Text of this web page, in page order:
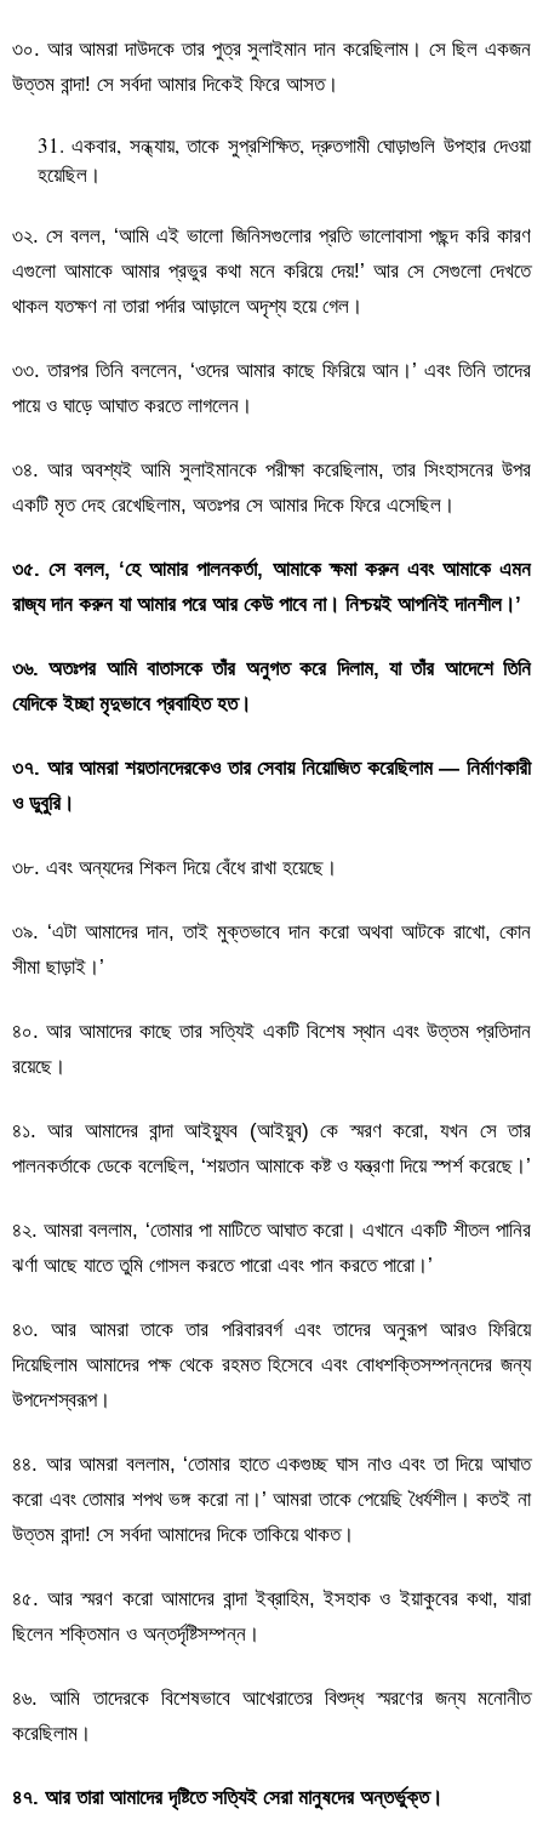
৩০. আর আমরা দাউদকে তার পুত্র সুলাইমান দান করেছিলাম। সে ছিল একজন
উত্তম বান্দা! সে সর্বদা আমার দিকেই ফিরে আসত।
একবার, সন্ধ্যায়, তাকে সুপ্রশিক্ষিত, দ্রুতগামী ঘোড়াগুলি উপহার দেওয়া
হয়েছিল।
৩২. সে বলল, ‘আমি এই ভালো জিনিসগুলোর প্রতি ভালোবাসা পছন্দ করি কারণ
এগুলো আমাকে আমার প্রভুর কথা মনে করিয়ে দেয়!’ আর সে সেগুলো দেখতে
থাকল যতক্ষণ না তারা পর্দার আড়ালে অদৃশ্য হয়ে গেল।
৩৩. তারপর তিনি বললেন, ‘ওদের আমার কাছে ফিরিয়ে আন।’ এবং তিনি তাদের
পায়ে ও ঘাড়ে আঘাত করতে লাগলেন।
৩৪. আর অবশ্যই আমি সুলাইমানকে পরীক্ষা করেছিলাম, তার সিংহাসনের উপর
একটি মৃত দেহ রেখেছিলাম, অতঃপর সে আমার দিকে ফিরে এসেছিল।
৩৫. সে বলল, ‘হে আমার পালনকর্তা, আমাকে ক্ষমা করুন এবং আমাকে এমন
রাজ্য দান করুন যা আমার পরে আর কেউ পাবে না। নিশ্চয়ই আপনিই দানশীল।’
৩৬. অতঃপর আমি বাতাসকে তাঁর অনুগত করে দিলাম, যা তাঁর আদেশে তিনি
যেদিকে ইচ্ছা মৃদুভাবে প্রবাহিত হত।
৩৭. আর আমরা শয়তানদেরকেও তার সেবায় নিয়োজিত করেছিলাম — নির্মাণকারী
ও ডুবুরি।
৩৮. এবং অন্যদের শিকল দিয়ে বেঁধে রাখা হয়েছে।
৩৯. ‘এটা আমাদের দান, তাই মুক্তভাবে দান করো অথবা আটকে রাখো, কোন
সীমা ছাড়াই।’
৪০. আর আমাদের কাছে তার সত্যিই একটি বিশেষ স্থান এবং উত্তম প্রতিদান
রয়েছে।
৪১. আর আমাদের বান্দা আইয়্যুব (আইয়ুব) কে স্মরণ করো, যখন সে তার
পালনকর্তাকে ডেকে বলেছিল, ‘শয়তান আমাকে কষ্ট ও যন্ত্রণা দিয়ে স্পর্শ করেছে।’
৪২. আমরা বললাম, ‘তোমার পা মাটিতে আঘাত করো। এখানে একটি শীতল পানির
ঝর্ণা আছে যাতে তুমি গোসল করতে পারো এবং পান করতে পারো।’
৪৩. আর আমরা তাকে তার পরিবারবর্গ এবং তাদের অনুরূপ আরও ফিরিয়ে
দিয়েছিলাম আমাদের পক্ষ থেকে রহমত হিসেবে এবং বোধশক্তিসম্পন্নদের জন্য
উপদেশস্বরূপ।
৪৪. আর আমরা বললাম, ‘তোমার হাতে একগুচ্ছ ঘাস নাও এবং তা দিয়ে আঘাত
করো এবং তোমার শপথ ভঙ্গ করো না।’ আমরা তাকে পেয়েছি ধৈর্যশীল। কতই না
উত্তম বান্দা! সে সর্বদা আমাদের দিকে তাকিয়ে থাকত।
৪৫. আর স্মরণ করো আমাদের বান্দা ইব্রাহিম, ইসহাক ও ইয়াকুবের কথা, যারা
ছিলেন শক্তিমান ও অন্তর্দৃষ্টিসম্পন্ন।
৪৬. আমি তাদেরকে বিশেষভাবে আখেরাতের বিশুদ্ধ স্মরণের জন্য মনোনীত
করেছিলাম।
৪৭. আর তারা আমাদের দৃষ্টিতে সত্যিই সেরা মানুষদের অন্তর্ভুক্ত।